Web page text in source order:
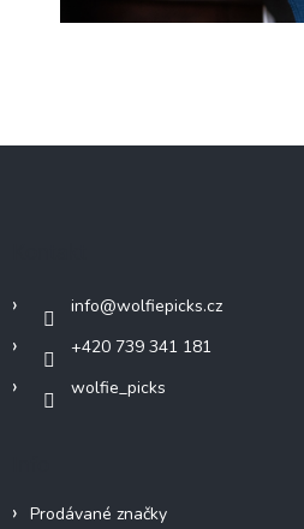
info@wolfiepicks.cz
+420 739 341 181
wolfie_picks
Prodávané značky